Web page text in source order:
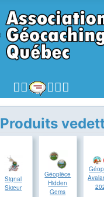
Produits
Signal
Skieur
Géopièce
Hidden
Gems